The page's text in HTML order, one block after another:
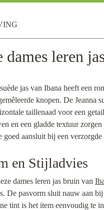
dames leren
jas van Ibana heeft een
knopen. De Jeanna
taillenaad voor een
en een gladde textuur
goed aansluit bij een
en Stijladvies
dames leren jas bruin van
De pasvorm sluit nauw aan
tint is het item eenvoudig te